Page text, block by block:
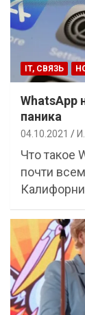
IT, СВЯЗЬ
WhatsApp
паника
04.10.2021
Что такое
почти